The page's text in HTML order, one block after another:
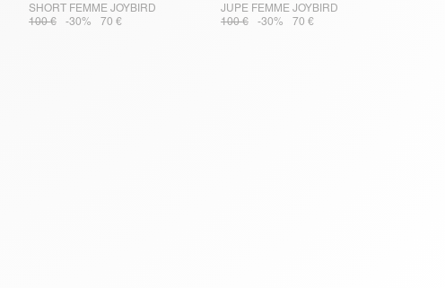
SHORT FEMME JOYBIRD
100 €
-30% 70 €
JUPE FEMME JOYBIRD
100 €
-30% 70 €